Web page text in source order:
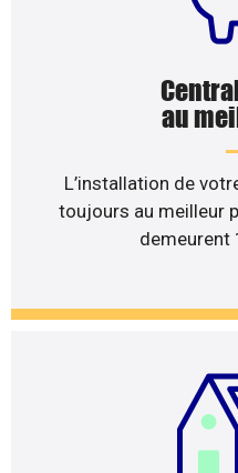
au
L’installation de
toujours au meilleur
demeurent